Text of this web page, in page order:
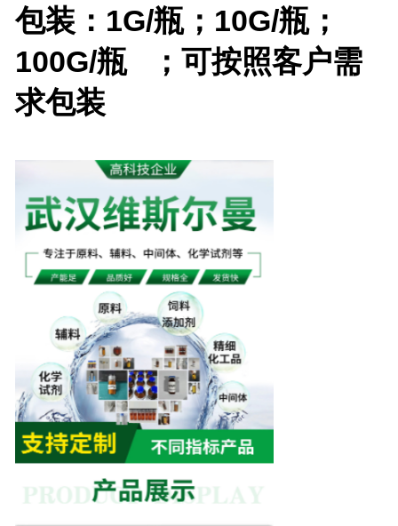
包装：1G/瓶；10G/瓶；
100G/瓶 ；可按照客户需
求包装